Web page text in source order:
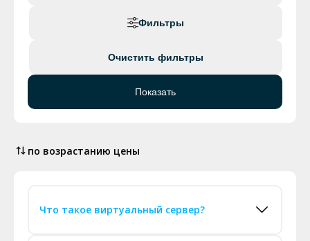
Фильтры
Очистить фильтры
Показать
по возрастанию цены
Что такое виртуальный сервер?